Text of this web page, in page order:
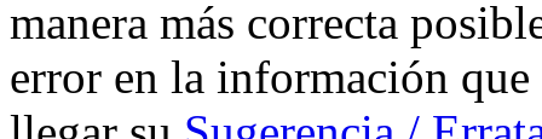
manera más correcta
error en la información